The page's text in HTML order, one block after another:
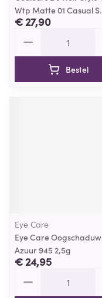
Wtp Matte 01 Casual S.
€ 27,90
Bestel
Eye Care
Eye Care Oogschaduw
Azuur 945 2,5g
€ 24,95